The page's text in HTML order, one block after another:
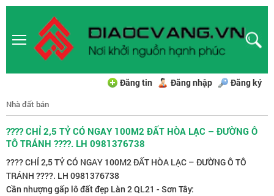
Đăng tin Đăng nhập Đăng ký
Nhà đất bán
???? CHỈ 2,5 TỶ CÓ NGAY 100M2 ĐẤT HÒA LẠC – ĐƯỜNG Ô
TÔ TRÁNH ????. LH 0981376738
???? CHỈ 2,5 TỶ CÓ NGAY 100M2 ĐẤT HÒA LẠC – ĐƯỜNG Ô TÔ
TRÁNH ????. LH 0981376738
Cần nhượng gấp lô đất đẹp Làn 2 QL21 - Sơn Tây: